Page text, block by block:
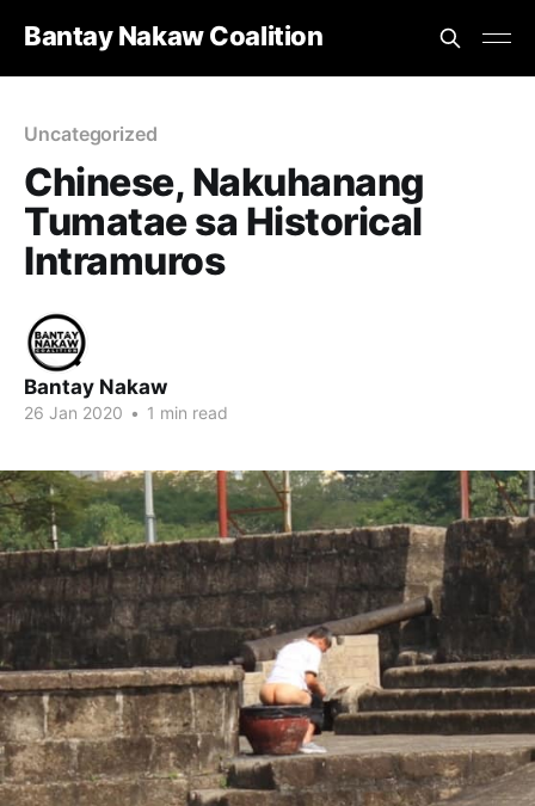
Bantay Nakaw Coalition
Uncategorized
Chinese, Nakuhanang
Tumatae sa Historical
Intramuros
Bantay Nakaw
26 Jan 2020 • 1 min read